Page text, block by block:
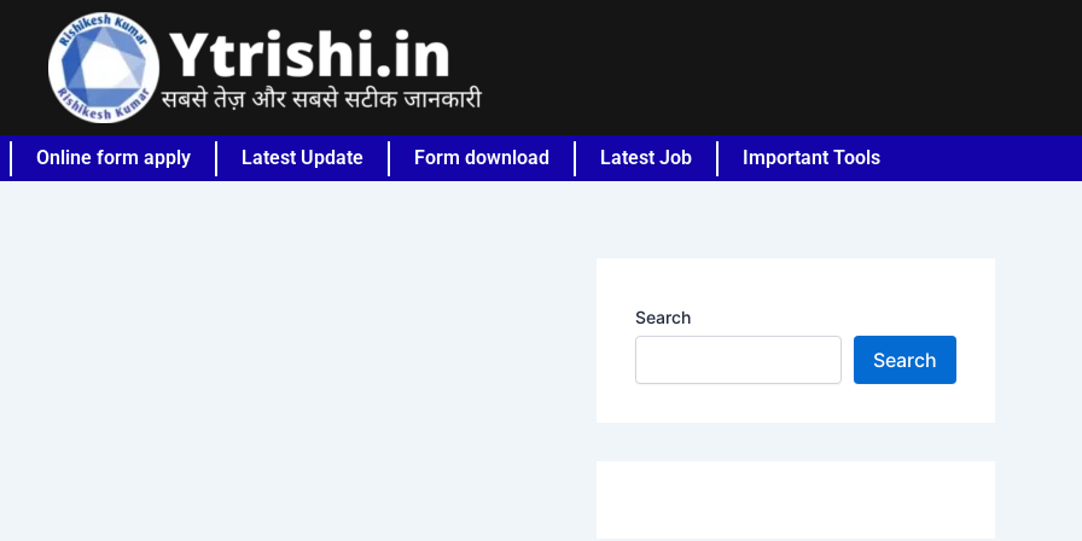
Online form apply Latest Update Form download Latest Job Important Tools
Search
Search